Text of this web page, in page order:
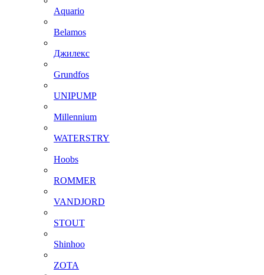
Aquario
Belamos
Джилекс
Grundfos
UNIPUMP
Millennium
WATERSTRY
Hoobs
ROMMER
VANDJORD
STOUT
Shinhoo
ZOTA